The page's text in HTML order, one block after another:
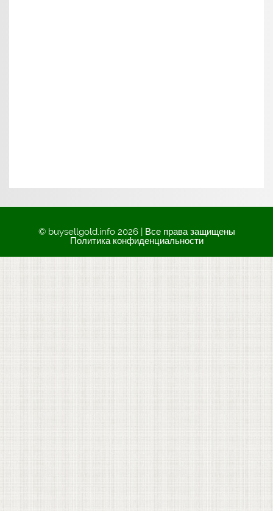
© buysellgold.info 2026 | Все права защищены
Политика конфиденциальности